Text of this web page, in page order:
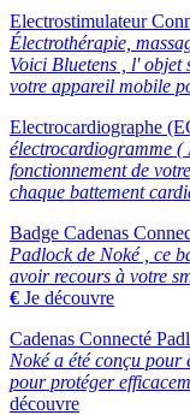
Electrostimulateur
Électrothérapie,
Voici Bluetens , l' objet
votre appareil mobile
Electrocardiographe
électrocardiogramme (
fonctionnement de
chaque battement
Badge Cadenas
Padlock de Noké , ce
avoir recours à votre
€ Je découvre
Cadenas Connecté
Noké a été conçu pour
pour protéger
découvre